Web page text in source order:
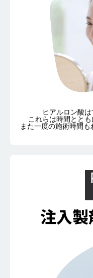
ヒアルロン酸
これらは時間ととも
また一度の施術時間も
注入